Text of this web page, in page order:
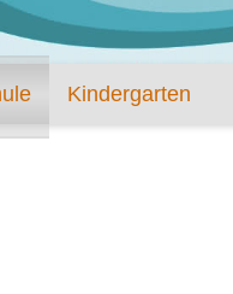
Kindergarten